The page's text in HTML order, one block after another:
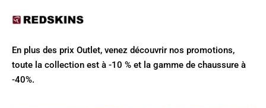
En plus des prix Outlet, venez découvrir nos promotions,
toute la collection est à -10 % et la gamme de chaussure à
-40%.